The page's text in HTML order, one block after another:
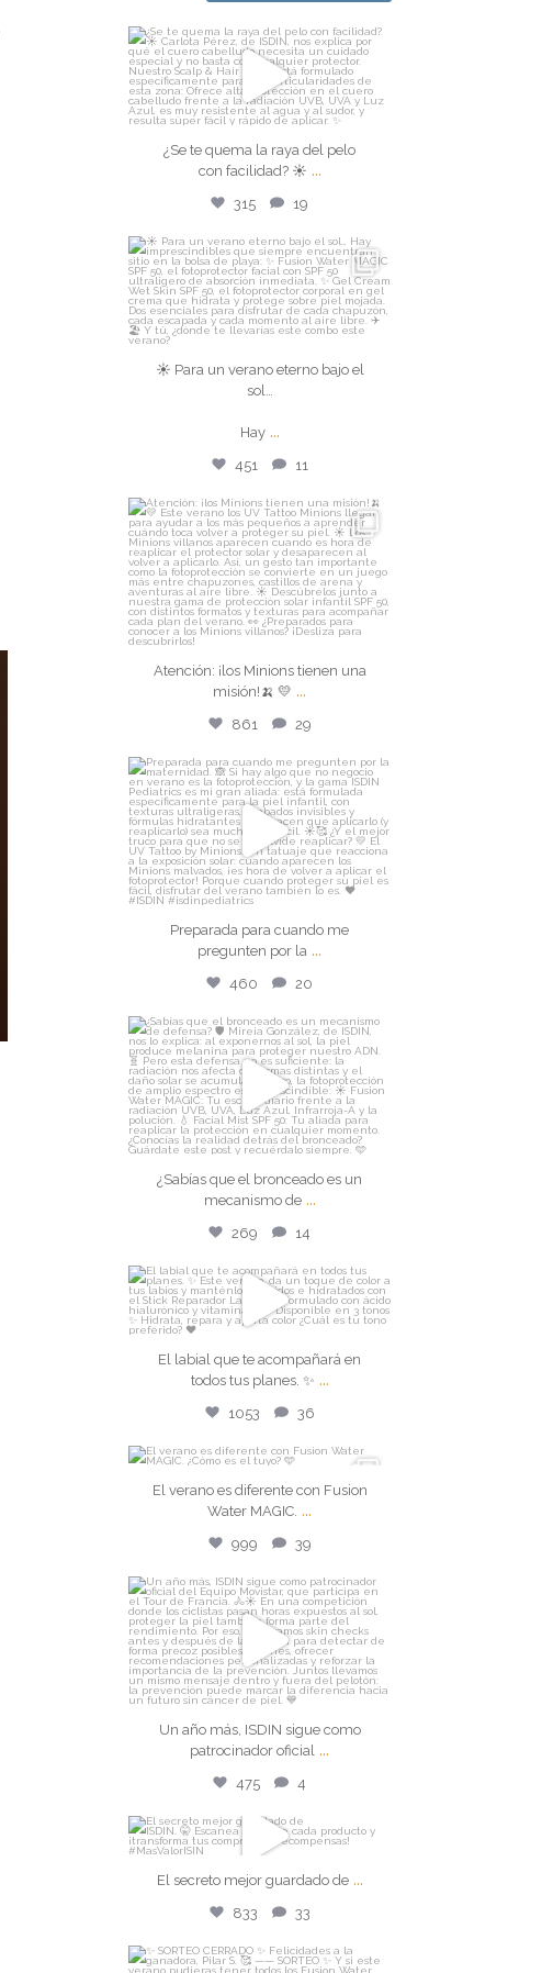
isdin
¿Se te quema la raya del pelo
con facilidad? ☀️...
Ago 7
315 19
¿Se te quema la raya del pelo
con facilidad? ☀️ ...
315 19
isdin
☀️ Para un verano eterno bajo el
sol…
Hay...
Ago 4
451 11
☀️ Para un verano eterno bajo el
sol…
Hay ...
451 11
isdin
Atención: ¡los Minions tienen una
misión!🍌 💛...
Ago 3
861 29
Atención: ¡los Minions tienen una
misión!🍌 💛 ...
861 29
isdin
Preparada para cuando me
pregunten por la...
Jul 30
460 20
Preparada para cuando me
pregunten por la ...
460 20
isdin
¿Sabías que el bronceado es un
mecanismo de...
Jul 29
269 14
¿Sabías que el bronceado es un
mecanismo de ...
269 14
isdin
El labial que te acompañará en
todos tus planes. ✨...
Jul 28
El labial que te acompañará en
todos tus planes. ✨ ...
1053 36
isdin
El verano es diferente con
Fusion Water MAGIC.
Jul 27
999 39
El verano es diferente con Fusion
Water MAGIC. ...
999 39
isdin
Un año más, ISDIN sigue como
patrocinador oficial...
Jul 24
475 4
Un año más, ISDIN sigue como
patrocinador oficial ...
475 4
isdin
El secreto mejor guardado de
833 33
El secreto mejor guardado de ...
833 33
isdin